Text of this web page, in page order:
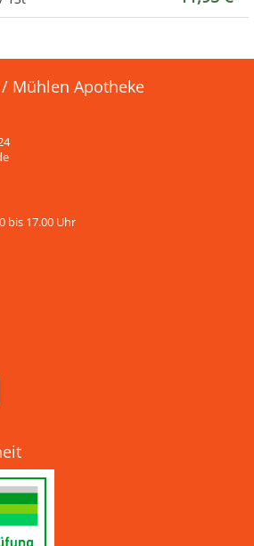
Mühlen Apotheke
bis 17.00 Uhr